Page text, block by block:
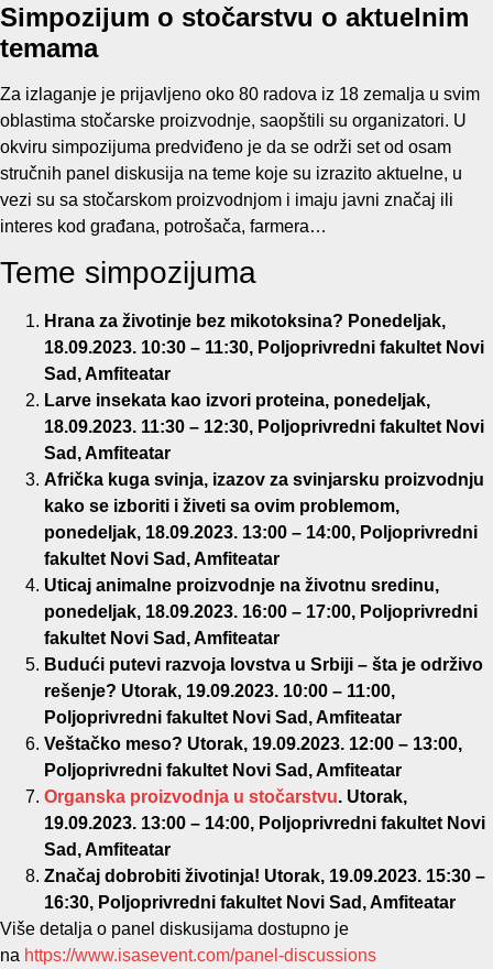
Simpozijum o stočarstvu o aktuelnim
temama
Za izlaganje je prijavljeno oko 80 radova iz 18 zemalja u svim
oblastima stočarske proizvodnje, saopštili su organizatori. U
okviru simpozijuma predviđeno je da se održi set od osam
stručnih panel diskusija na teme koje su izrazito aktuelne, u
vezi su sa stočarskom proizvodnjom i imaju javni značaj ili
interes kod građana, potrošača, farmera…
Teme simpozijuma
Hrana za životinje bez mikotoksina? Ponedeljak,
18.09.2023. 10:30 – 11:30, Poljoprivredni fakultet Novi
Sad, Amfiteatar
Larve insekata kao izvori proteina, ponedeljak,
18.09.2023. 11:30 – 12:30, Poljoprivredni fakultet Novi
Sad, Amfiteatar
Afrička kuga svinja, izazov za svinjarsku proizvodnju
kako se izboriti i živeti sa ovim problemom,
ponedeljak, 18.09.2023. 13:00 – 14:00, Poljoprivredni
fakultet Novi Sad, Amfiteatar
Uticaj animalne proizvodnje na životnu sredinu,
ponedeljak, 18.09.2023. 16:00 – 17:00, Poljoprivredni
fakultet Novi Sad, Amfiteatar
Budući putevi razvoja lovstva u Srbiji – šta je održivo
rešenje? Utorak, 19.09.2023. 10:00 – 11:00,
Poljoprivredni fakultet Novi Sad, Amfiteatar
Veštačko meso? Utorak, 19.09.2023. 12:00 – 13:00,
Poljoprivredni fakultet Novi Sad, Amfiteatar
Organska proizvodnja u stočarstvu. Utorak,
19.09.2023. 13:00 – 14:00, Poljoprivredni fakultet Novi
Sad, Amfiteatar
Značaj dobrobiti životinja! Utorak, 19.09.2023. 15:30 –
16:30, Poljoprivredni fakultet Novi Sad, Amfiteatar
Više detalja o panel diskusijama dostupno je
na https://www.isasevent.com/panel-discussions